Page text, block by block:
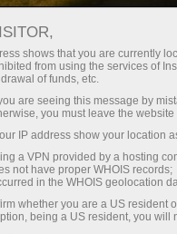
کے ساتھ، آپ
حاصل کرتے ہیں: 1:5000 تک کا فائدہ،
اسپریڈز اور
اور انڈیکس
فائدہ مند حالات۔
30% بونس
ہر ڈیپازٹ پر
رفتار
اور ہائی ویز پر
shows that you are currently
from using the services of
of funds, etc.
are seeing this message by
you must leave the
IP address show your location
a VPN provided by a hosting
not have proper WHOIS records;
in the WHOIS geolocation
whether you are a US resident
being a US resident, you will